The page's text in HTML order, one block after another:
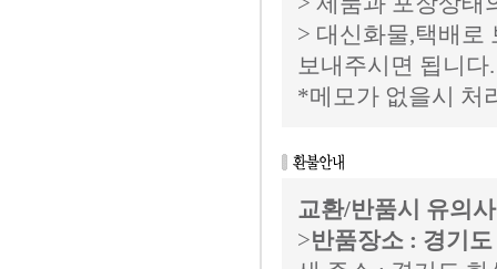
> 대신화물,택배로
보내주시면 됩니다.
*메모가 없을시 처
교환/반품시 유의
>반품장소 : 경기